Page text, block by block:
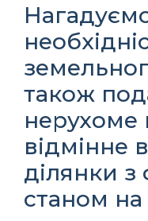
також
нерухоме
відмінне
ділянки з
станом на